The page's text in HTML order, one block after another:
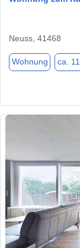
Neuss, 41468
Wohnung ca.